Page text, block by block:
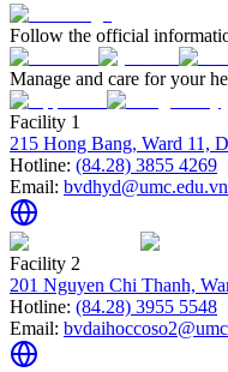
Follow the official
Manage and care for your
Facility 1
215 Hong Bang, Ward 11,
Hotline: (84.28) 3855 4269
Email: bvdhyd@umc.edu.vn
Facility 2
201 Nguyen Chi Thanh,
Hotline: (84.28) 3955 5548
Email: